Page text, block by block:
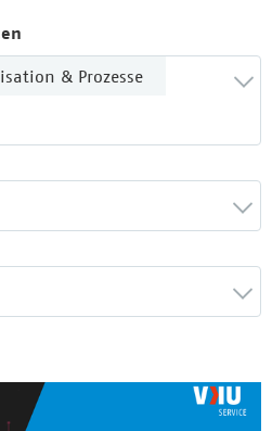
& Prozesse